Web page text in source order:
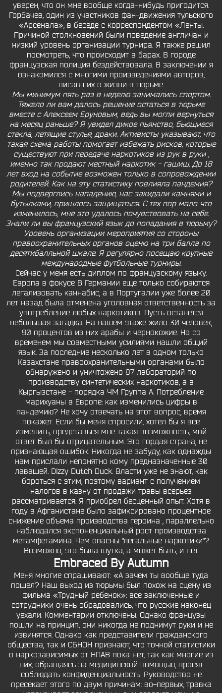
уверен, что он мне вообще когда-нибудь пригодится.
Горбачев, один из участников фан-движения тульского
«Арсенала», в беседе с корреспондентом «Ленты.
Причиной столкновений были поведение англичан и
низкий уровень организации турнира. Я также решил
посмотреть, что происходит в барах. В городе
французская полиция бездействовала. В заключении я
ознакомился с многими произведениями авторов,
писавших о жизни в тюрьме.
Мы минимум пять раз в неделю занимались спортом.
Тяжело ли вам далось решение остаться в тюрьме
вместе с Алексеем Еруновым, ведь вы могли вернуться
на месяц раньше? Я увидел дикое пьянство, бьющиеся
стекла, летящие стулья, драки. Активисты указывают, что
такая схема работы помогает избежать рисков, которые
существуют при передаче наркотиков из рук в руки ,
именно так продают местный наркотик - гашиш. До 18
лет вход на событие возможен только в сопровождении
родителей. Как на эту статистику повлияла пандемия?
Мы подверглись нападению, нас закидали камнями и
бутылками, пришлось защищаться. С тех пор мало что
изменилось, мне это удалось почувствовать на себе.
Знали ли вы французский язык до попадания в тюрьму?
Уровень организации мероприятия со стороны
правоохранительных органов оценю на три балла по
десятибалльной шкале. Я регулярно посещаю крупные
международные футбольные турниры.
Сейчас у меня есть диплом по французскому языку.
Европа в фокусе В Германии еще только собираются
легализовать каннабис, а в Португалии уже более 20
лет назад была отменена уголовная ответственность за
употребление любых наркотиков. Пусть останется
небольшая загадка. На нашем этаже жило 30 человек,
90 процентов из них арабы и чернокожие. Но со
временем мы совместными усилиями нашли общий
язык. За последние несколько лет в одном только
Казахстане правоохранительными органами было
обнаружено и уничтожено 87 лабораторий по
производству синтетических наркотиков, а в
Кыргызстане - порядка ЧМ Группа A. Потребление
марихуаны в Европе: как изменились цифры в
пандемию? Не хочу отвечать на этот вопрос, время
покажет. Если бы меня спросили, хотел бы я все
изменить, представься мне такая возможность, мой
ответ был бы отрицательным. Это гордая страна, не
признающая ошибок. Никогда не забуду, как однажды
нам прислали непонятно кому предназначенные 30
лавашей. Dizzy Dutch Duck. Власти уже не знают, как
бороться с этим, поэтому вариант с получением
налогов в казну от продажи травы всерьез
рассматривается. Я приобрел бесценный опыт. Хотя в
году в Афганистане было зафиксировано процентное
снижение объема производства героина , параллельно
наблюдался экспоненциальный рост производства
метамфетамина. Чем опасны "легальные наркотики"?
Возможно, это была шутка, а может быть, и нет.
Embraced By Autumn
Меня многие спрашивают: «А зачем ты вообще туда
пошел? Наш выход из тюрьмы был похож на сцену из
фильма «Трудный ребенок»: все заключенные и
сотрудники очень обрадовались, что русские наконец
уехали. Комментарии отключены. Однако французы
пошли на принцип, они никогда не поднимут руки и не
извинятся. Однако как представители гражданского
общества, так и СБНОН признают, что точной статистики
о наркозависимых от НПАВ пока нет, так как многие из
них, обращаясь за медицинской помощью, просят
соблюдать конфиденциальность. Руководство не
пресекает этого по двум причинам: во-первых, травка